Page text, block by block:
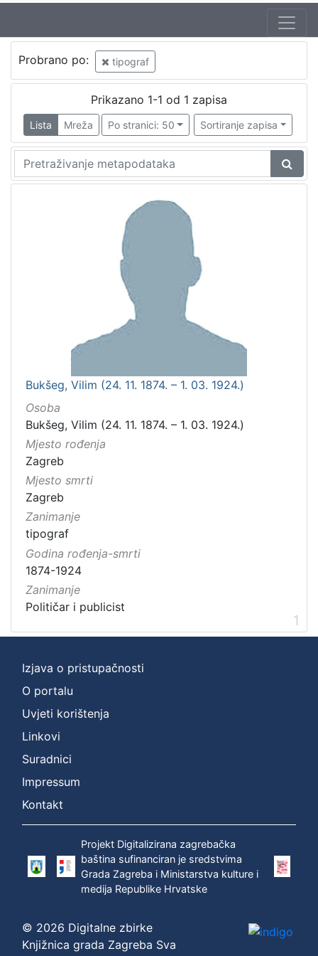
Probrano po: tipograf
Prikazano 1-1 od 1 zapisa
Lista Mreža Po stranici: 50 Sortiranje zapisa
Bukšeg, Vilim (24. 11. 1874. – 1. 03. 1924.)
Osoba
Bukšeg, Vilim (24. 11. 1874. – 1. 03. 1924.)
Mjesto rođenja
Zagreb
Mjesto smrti
Zagreb
Zanimanje
tipograf
Godina rođenja-smrti
1874-1924
Zanimanje
Političar i publicist
1
Izjava o pristupačnosti
O portalu
Uvjeti korištenja
Linkovi
Suradnici
Impressum
Kontakt
Projekt Digitalizirana zagrebačka
baština sufinanciran je sredstvima
Grada Zagreba i Ministarstva kulture i
medija Republike Hrvatske
© 2026 Digitalne zbirke
Knjižnica grada Zagreba Sva